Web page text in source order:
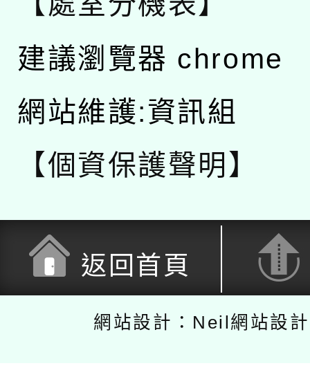
建議瀏覽器 chrome
網站維護:資訊組
【個資保護聲明】
返回首頁
網站設計：Neil網站設